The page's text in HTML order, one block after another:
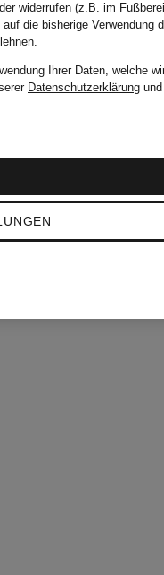
widerrufen (z.B. im
die bisherige Verwendung
Ihrer Daten, welche
Datenschutzerklärung und